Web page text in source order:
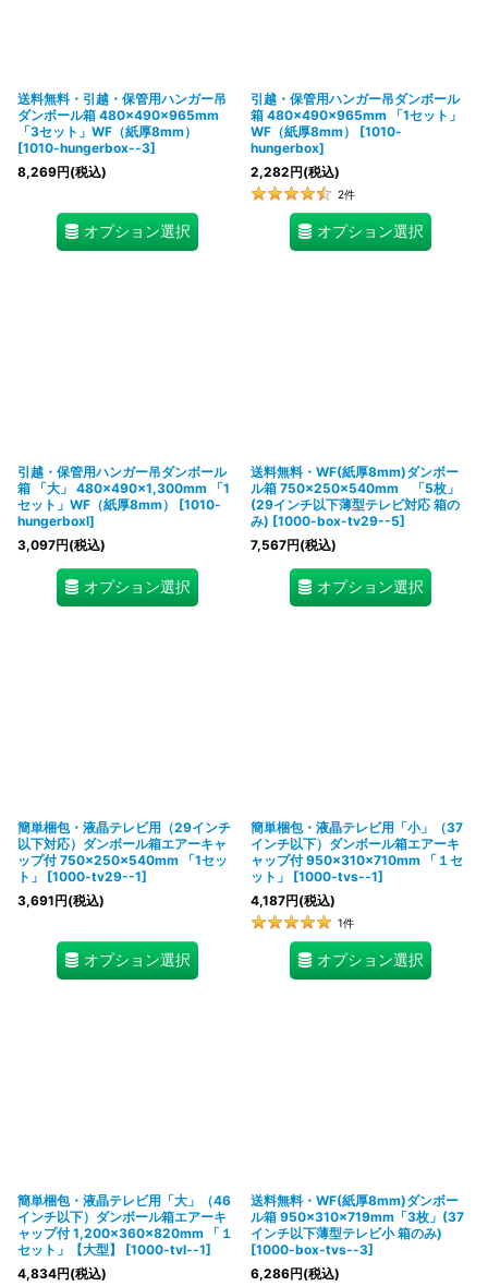
送料無料・引越・保管用ハンガー吊
ダンボール箱 480×490×965mm
「3セット」WF（紙厚8mm）
[1010-hungerbox--3]
8,269円(税込)
オプション選択
引越・保管用ハンガー吊ダンボール
箱 480×490×965mm 「1セット」
WF（紙厚8mm）
[1010-
hungerbox]
2,282円(税込)
2件
オプション選択
引越・保管用ハンガー吊ダンボール
箱 「大」 480×490×1,300mm 「1
セット」WF（紙厚8mm）
[1010-
hungerboxl]
3,097円(税込)
オプション選択
送料無料・WF(紙厚8mm)ダンボー
ル箱 750×250×540mm 「5枚」
(29インチ以下薄型テレビ対応 箱の
み) [1000-box-tv29--5]
7,567円(税込)
オプション選択
簡単梱包・液晶テレビ用（29インチ
以下対応）ダンボール箱エアーキャ
ップ付 750×250×540mm 「1セッ
ト」
[1000-tv29--1]
3,691円(税込)
オプション選択
簡単梱包・液晶テレビ用「小」（37
インチ以下）ダンボール箱エアーキ
ャップ付 950×310×710mm 「１セ
ット」
[1000-tvs--1]
4,187円(税込)
1件
オプション選択
簡単梱包・液晶テレビ用「大」（46
インチ以下）ダンボール箱エアーキ
ャップ付 1,200×360×820mm 「１
セット」
【大型】 [1000-tvl--1]
4,834円(税込)
送料無料・WF(紙厚8mm)ダンボー
ル箱 950×310×719mm「3枚」(37
インチ以下薄型テレビ小 箱のみ)
[1000-box-tvs--3]
6,286円(税込)